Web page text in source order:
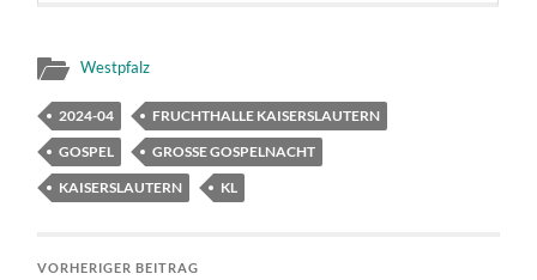
Westpfalz
2024-04
FRUCHTHALLE KAISERSLAUTERN
GOSPEL
GROSSE GOSPELNACHT
KAISERSLAUTERN
KL
VORHERIGER BEITRAG